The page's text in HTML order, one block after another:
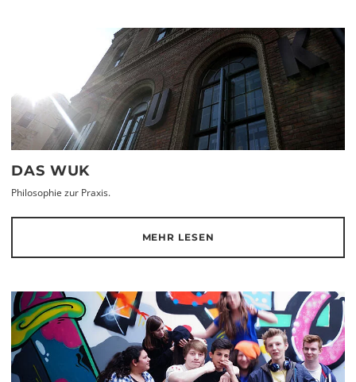
DAS WUK
Philosophie zur Praxis.
MEHR LESEN